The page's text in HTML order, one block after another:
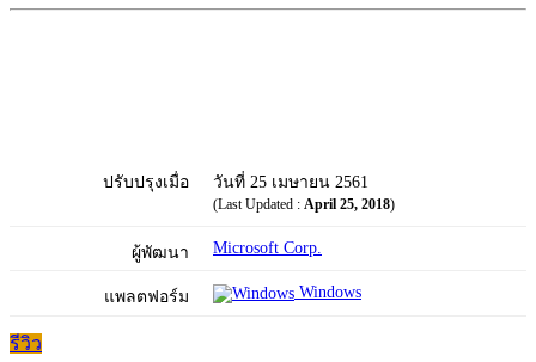
ปรับปรุงเมื่อ วันที่ 25 เมษายน 2561
(Last Updated : April 25, 2018)
ผู้พัฒนา Microsoft Corp.
แพลตฟอร์ม Windows
รีวิว